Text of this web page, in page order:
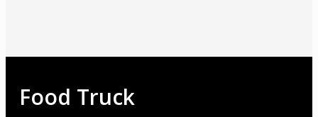
Food Truck